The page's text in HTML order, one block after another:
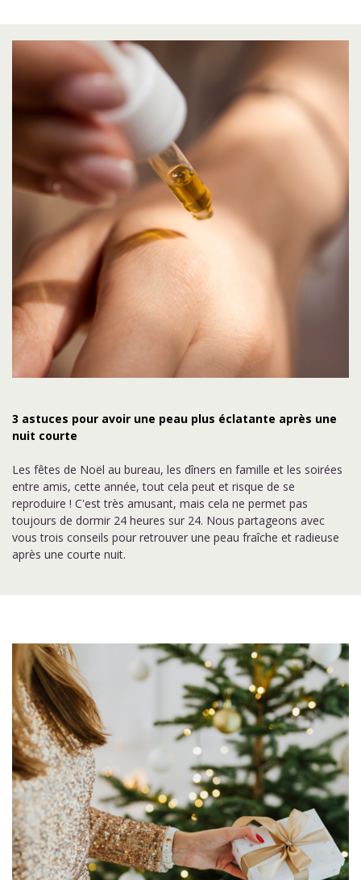
3 astuces pour avoir une peau plus éclatante après une
nuit courte
Les fêtes de Noël au bureau, les dîners en famille et les soirées
entre amis, cette année, tout cela peut et risque de se
reproduire ! C'est très amusant, mais cela ne permet pas
toujours de dormir 24 heures sur 24. Nous partageons avec
vous trois conseils pour retrouver une peau fraîche et radieuse
après une courte nuit.